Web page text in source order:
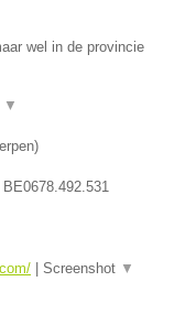
wel in de provincie
▼
)
BE0678.492.531
| Screenshot ▼